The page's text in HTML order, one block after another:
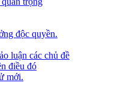
độc quyền.
luận các chủ đề
điều đó
mới.